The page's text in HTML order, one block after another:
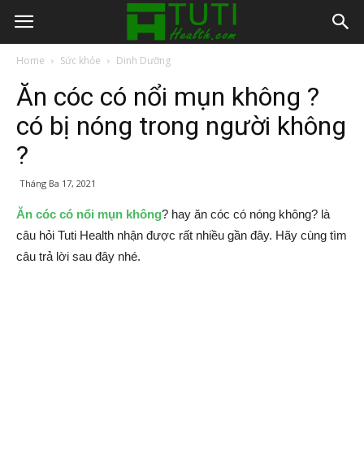
Home Sức khỏe Dinh Dưỡng
Ăn cóc có nổi mụn không ?
có bị nóng trong người không
?
Tháng Ba 17, 2021
Ăn cóc có nổi mụn không? hay ăn cóc có nóng không? là
câu hỏi Tuti Health nhận được rất nhiều gần đây. Hãy cùng tìm
câu trả lời sau đây nhé.